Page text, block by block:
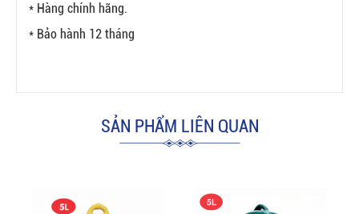
* Hàng chính hãng.
* Bảo hành 12 tháng
SẢN PHẨM LIÊN QUAN